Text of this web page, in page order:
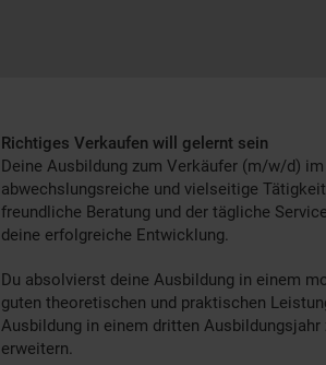
Richtiges Verkaufen will gelernt sein
Deine Ausbildung zum Verkäufer (m/w/d)
abwechslungsreiche und vielseitige
freundliche Beratung und der tägliche
deine erfolgreiche Entwicklung.
Du absolvierst deine Ausbildung in einem
guten theoretischen und praktischen
Ausbildung in einem dritten
erweitern.